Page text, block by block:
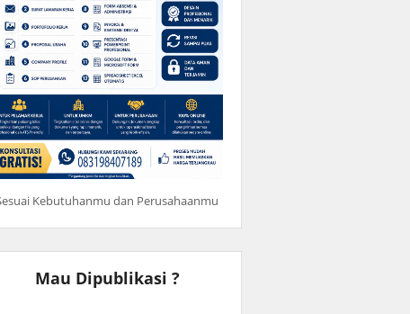
Kebutuhanmu dan Perusahaanmu
Mau Dipublikasi ?